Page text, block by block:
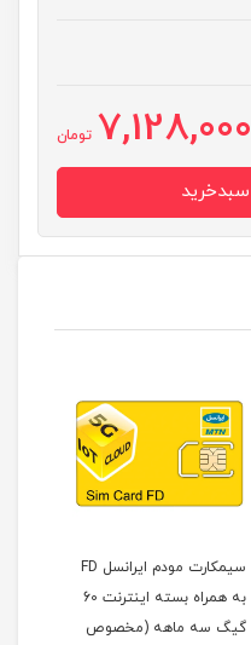
7,128,000 تومان
سیمکارت مودم ایرانسل FD
به همراه بسته اینترنت 60
گیگ سه ماهه (مخصوص